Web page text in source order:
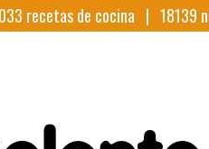
recetas de cocina | 18139